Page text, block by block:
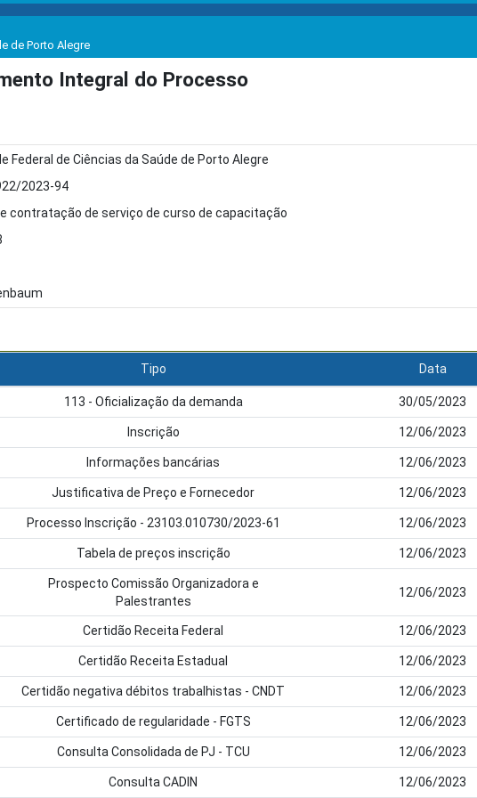
de Porto Alegre
Integral do Processo
Federal de Ciências da Saúde de Porto Alegre
2023-94
contratação de serviço de curso de capacitação
Tipo Data
113 - Oficialização da demanda 30/05/2023
Inscrição 12/06/2023
Informações bancárias 12/06/2023
Justificativa de Preço e Fornecedor 12/06/2023
Processo Inscrição - 23103.010730/2023-61 12/06/2023
Tabela de preços inscrição 12/06/2023
Prospecto Comissão Organizadora e
Palestrantes
12/06/2023
Certidão Receita Federal 12/06/2023
Certidão Receita Estadual 12/06/2023
Certidão negativa débitos trabalhistas - CNDT 12/06/2023
Certificado de regularidade - FGTS 12/06/2023
Consulta Consolidada de PJ - TCU 12/06/2023
Consulta CADIN 12/06/2023